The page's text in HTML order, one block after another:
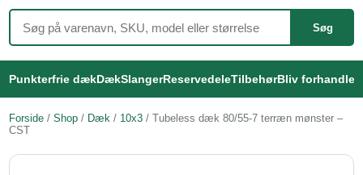
Søg
Punkterfrie dækDækSlangerReservedeleTilbehørBliv
Forside / Shop / Dæk / 10x3 / Tubeless dæk 80/55-7 terræn mønster –
CST